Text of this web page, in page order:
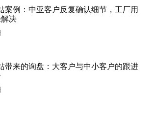
案例：中亚客户反复确认细节，工厂用
决
带来的询盘：大客户与中小客户的跟进